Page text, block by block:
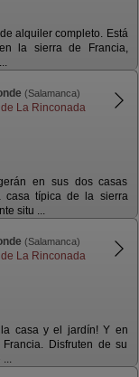
alquiler completo. Está
la sierra de Francia,
(Salamanca)
La Rinconada
en sus dos casas
casa típica de la sierra
situ ...
(Salamanca)
La Rinconada
la casa y el jardín! Y en
Disfruten de su
...